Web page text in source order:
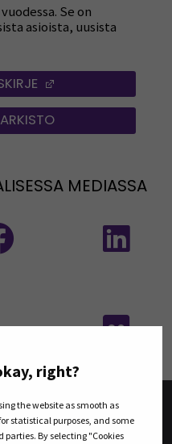
right?
the website as smooth as
statistical purposes, and some
parties. By selecting "Cookies
Se on
asioista, uusista
(OPENS IN A NEW
MEDIASSA